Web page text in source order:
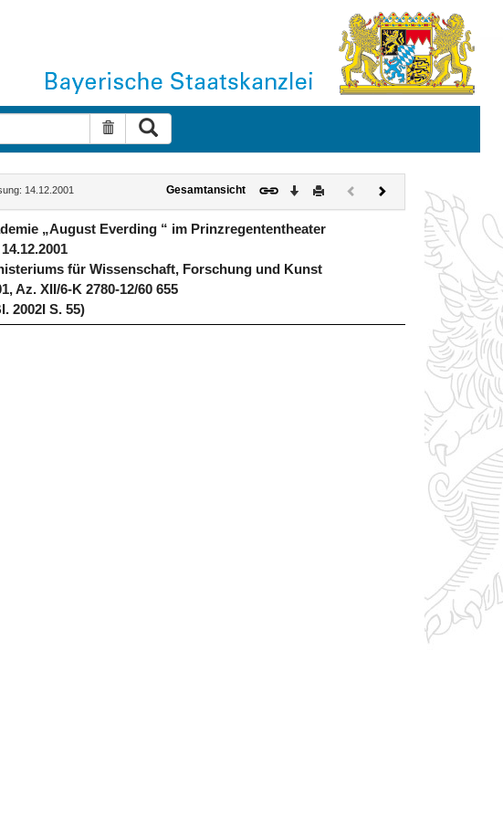
Suche zurücksetzen
14.12.2001 Gesamtansicht Download
DruckenVorherigesNächstes
Dokument
„August Everding “ im Prinzregententheater
für Wissenschaft, Forschung und Kunst
Az. XII/6-K 2780-12/60 655
2002I S. 55)